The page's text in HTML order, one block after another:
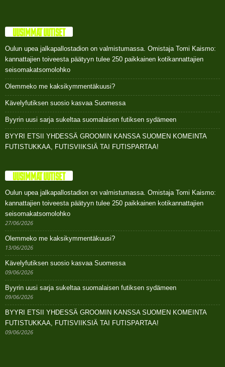
UUSIMMAT UUTISET
Oulun upea jalkapallostadion on valmistumassa. Omistaja Tomi Kaismo:
kannattajien toiveesta päätyyn tulee 250 paikkainen kotikannattajien
seisomakatsomolohko
Olemmeko me kaksikymmentäkuusi?
Kävelyfutiksen suosio kasvaa Suomessa
Byyrin uusi sarja sukeltaa suomalaisen futiksen sydämeen
BYYRI ETSII YHDESSÄ GROOMIN KANSSA SUOMEN KOMEINTA
FUTISTUKKAA, FUTISVIIKSIÄ TAI FUTISPARTAA!
UUSIMMAT UUTISET
Oulun upea jalkapallostadion on valmistumassa. Omistaja Tomi Kaismo:
kannattajien toiveesta päätyyn tulee 250 paikkainen kotikannattajien
seisomakatsomolohko
27/06/2026
Olemmeko me kaksikymmentäkuusi?
13/06/2026
Kävelyfutiksen suosio kasvaa Suomessa
09/06/2026
Byyrin uusi sarja sukeltaa suomalaisen futiksen sydämeen
09/06/2026
BYYRI ETSII YHDESSÄ GROOMIN KANSSA SUOMEN KOMEINTA
FUTISTUKKAA, FUTISVIIKSIÄ TAI FUTISPARTAA!
09/06/2026